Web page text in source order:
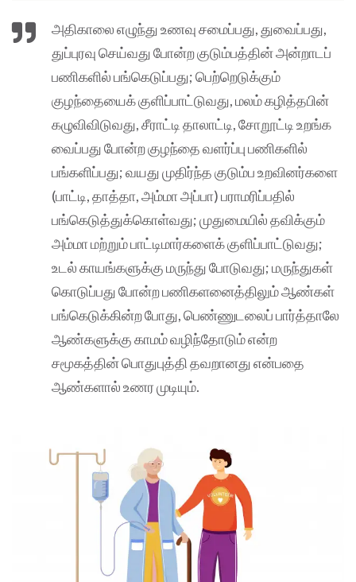
அதிகாலை எழுந்து உணவு சமைப்பது, துவைப்பது,
துப்புரவு செய்வது போன்ற குடும்பத்தின் அன்றாடப்
பணிகளில் பங்கெடுப்பது; பெற்றெடுக்கும்
குழந்தையைக் குளிப்பாட்டுவது, மலம் கழித்தபின்
கழுவிவிடுவது, சீராட்டி தாலாட்டி, சோறூட்டி உறங்க
வைப்பது போன்ற குழந்தை வளர்ப்பு பணிகளில்
பங்களிப்பது; வயது முதிர்ந்த குடும்ப உறவினர்களை
(பாட்டி, தாத்தா, அம்மா அப்பா) பராமரிப்பதில்
பங்கெடுத்துக்கொள்வது; முதுமையில் தவிக்கும்
அம்மா மற்றும் பாட்டிமார்களைக் குளிப்பாட்டுவது;
உடல் காயங்களுக்கு மருந்து போடுவது; மருந்துகள்
கொடுப்பது போன்ற பணிகளனைத்திலும் ஆண்கள்
பங்கெடுக்கின்ற போது, பெண்ணுடலைப் பார்த்தாலே
ஆண்களுக்கு காமம் வழிந்தோடும் என்ற
சமூகத்தின் பொதுபுத்தி தவறானது என்பதை
ஆண்களால் உணர முடியும்.